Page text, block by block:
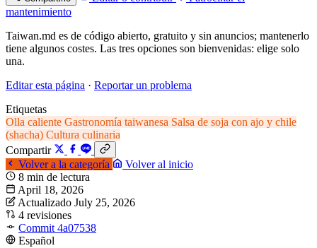
mantenimiento
Taiwan.md es de código abierto, gratuito y sin anuncios; mantenerlo
tiene algunos costes. Las tres opciones son bienvenidas: elige solo
una.
Editar esta página · Reportar un problema
Etiquetas
Olla caliente Gastronomía taiwanesa Salsa de soja con ajo y chile
(shacha) Cultura culinaria
Compartir
Volver a la categoría
Volver al inicio
8 min de lectura
April 18, 2026
Actualizado July 25, 2026
4 revisiones
Commit 4a07538
Español